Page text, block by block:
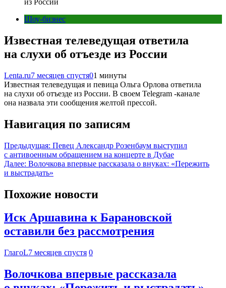
из России
Шоу-бизнес
Известная телеведущая ответила
на слухи об отъезде из России
Lenta.ru7 месяцев спустя01 минуты
Известная телеведущая и певица Ольга Орлова ответила
на слухи об отъезде из России. В своем Telegram -канале
она назвала эти сообщения желтой прессой.
Навигация по записям
Предыдущая: Певец Александр Розенбаум выступил
с антивоенным обращением на концерте в Дубае
Далее: Волочкова впервые рассказала о внуках: «Пережить
и выстрадать»
Похожие новости
Иск Аршавина к Барановской
оставили без рассмотрения
ГлагоL7 месяцев спустя 0
Волочкова впервые рассказала